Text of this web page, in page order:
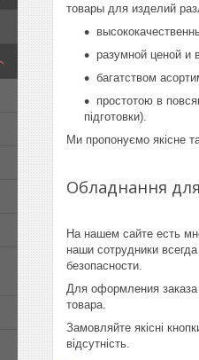
товары для изделий
разумной ценой и
багатством
простотою в
підготовки).
Ми пропонуємо якісне
Обладнання
На нашем сайте есть
наши сотрудники
безопасности.
Для оформления
товара.
Замовляйте якісні
відсутність.